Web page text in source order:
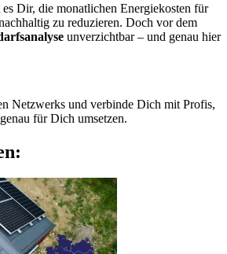
Dir, die monatlichen Energiekosten für
zu reduzieren. Doch vor dem
unverzichtbar – und genau hier
Netzwerks und verbinde Dich mit Profis,
für Dich umsetzen.